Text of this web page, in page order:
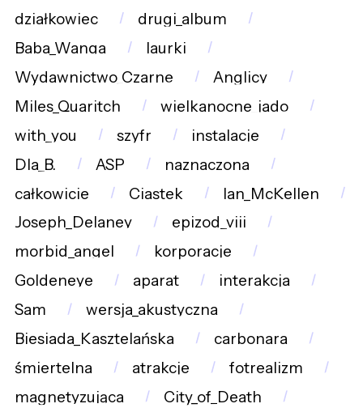
działkowiec
drugi_album
Baba_Wanga
laurki
Wydawnictwo_Czarne
Anglicy
Miles_Quaritch
wielkanocne_jado
with_you
szyfr
instalacje
Dla_B.
ASP
naznaczona
całkowicie
Ciastek
Ian_McKellen
Joseph_Delaney
epizod_viii
morbid_angel
korporacje
Goldeneye
aparat
interakcja
Sam
wersja_akustyczna
Biesiada_Kasztelańska
carbonara
śmiertelna
atrakcje
fotrealizm
magnetyzująca
City_of_Death